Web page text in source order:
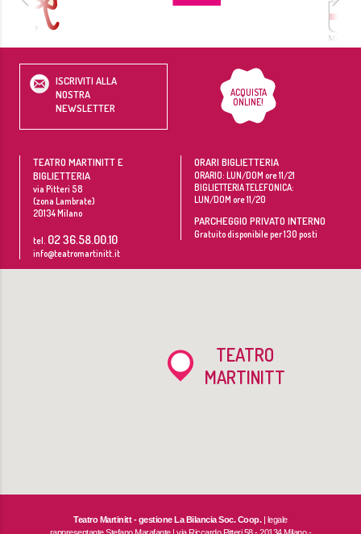
ISCRIVITI ALLA
NOSTRA
NEWSLETTER
ACQUISTA
ONLINE!
TEATRO MARTINITT E
BIGLIETTERIA
via Pitteri 58
(zona Lambrate)
20134Milano
tel. 02 36.58.00.10
info@teatromartinitt.it
ORARI BIGLIETTERIA
ORARIO: LUN/DOM ore 11/21
BIGLIETTERIA TELEFONICA:
LUN/DOM ore 11/20
PARCHEGGIO PRIVATO INTERNO
Gratuito disponibile per 130 posti
TEATRO
MARTINITT
Teatro Martinitt - gestione La Bilancia Soc. Coop.| legale